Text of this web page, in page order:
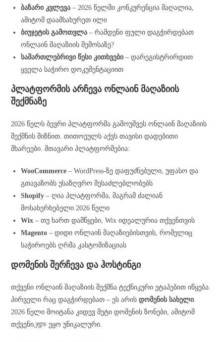
ბაზარი კვლევა – 2026 წელში კონკურენცია მაღალია,
ამიტომ დაამსახურეთ ილი
ბიუჯეტის გამოთვლა – რამდენი ფული დაგჭირდებათ
ონლაინ მაღაზიის შემოსაზე?
სამართლებრივი წესი კითხვები – დარეგისტრირდით
ყველა საჭირო დოკუმენტაციით
პლატფორმის არჩევა ონლაინ მაღაზიის
შექმნაზე
2026 წელს ბევრი პლატფორმა გამოუშვეს ონლაინ მაღაზიის
შექმნის მიზნით. თითოეულს აქვს თავისი დადებითი
მხარეები. მთავარი პლატფორმებია:
WooCommerce – WordPress-ზე დაფუძნებული, უფასო და
გთავაზობს უსაზღვრო შესაძლებლობებს
Shopify – ღია პლატფორმა, მაგრამ ძალიან
მოსახერხებელი 2026 წელი
Wix – თუ ხართ დამწყები, Wix იდეალურია თქვენთვის
Magento – დიდი ონლაინ მაღაზიებისთვის, რომელიც
საჭიროებს ღრმა კასტომიზაციას
დომენის შერჩევა და ჰოსტინგი
თქვენი ონლაინ მაღაზიის შექმნა ტექნიკური ეტაპებით იწყება.
პირველი რაც დაგჭირდებათ – ეს არისდომენის სახელი.
2026 წელი მოიტანა კიდევ მეტი დომენის ზონები, ამიტომ
თქვენი ব্র্যান্ড ეყო უნიკალური.